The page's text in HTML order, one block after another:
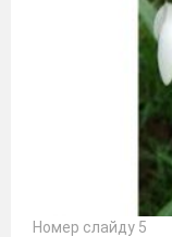
Номер слайду 5